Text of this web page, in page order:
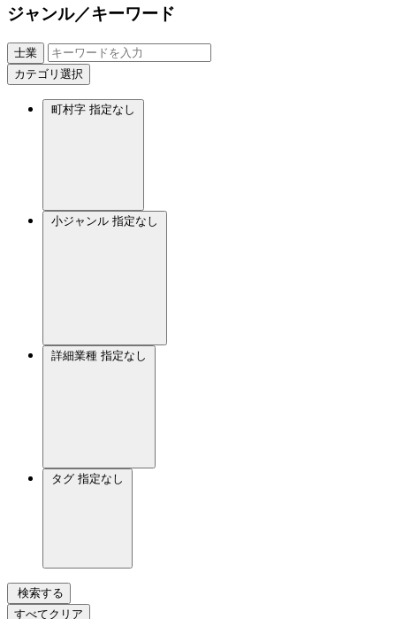
ジャンル／キーワード
士業
カテゴリ選択
町村字 指定なし
小ジャンル 指定なし
詳細業種 指定なし
タグ 指定なし
検索する
すべてクリア